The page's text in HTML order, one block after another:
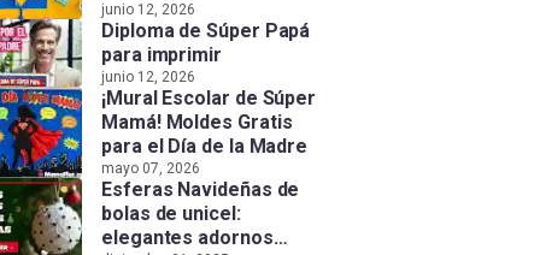
junio 12, 2026
Diploma de Súper Papá
para imprimir
junio 12, 2026
¡Mural Escolar de Súper
Mamá! Moldes Gratis
para el Día de la Madre
mayo 07, 2026
Esferas Navideñas de
bolas de unicel:
elegantes adornos